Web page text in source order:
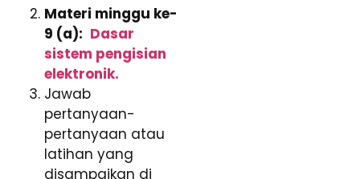
Materi minggu ke-
9 (a): Dasar
sistem pengisian
elektronik.
Jawab
pertanyaan-
pertanyaan atau
latihan yang
disampaikan di